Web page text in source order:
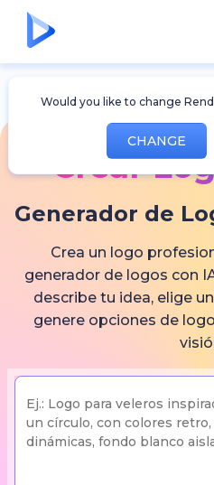
Would you like to change
CHANGE
Crear
Generador de
Crea un logo
generador de logos con
describe tu idea, elige
genere opciones de